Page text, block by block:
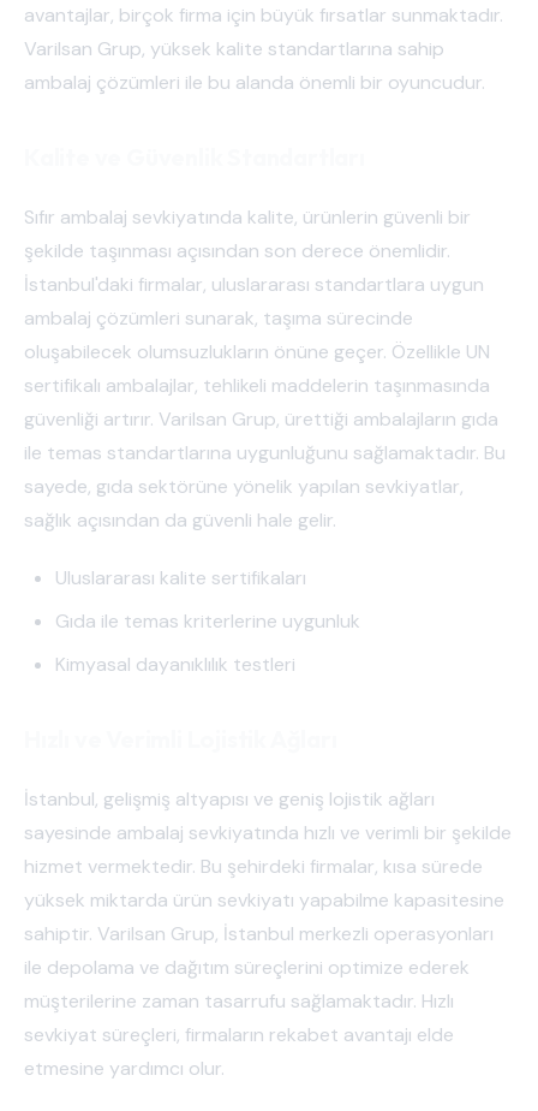
avantajlar, birçok firma için büyük fırsatlar sunmaktadır.
Varilsan Grup, yüksek kalite standartlarına sahip
ambalaj çözümleri ile bu alanda önemli bir oyuncudur.
Sıfır ambalaj sevkiyatında kalite, ürünlerin güvenli bir
şekilde taşınması açısından son derece önemlidir.
İstanbul'daki firmalar, uluslararası standartlara uygun
ambalaj çözümleri sunarak, taşıma sürecinde
oluşabilecek olumsuzlukların önüne geçer. Özellikle UN
sertifikalı ambalajlar, tehlikeli maddelerin taşınmasında
güvenliği artırır. Varilsan Grup, ürettiği ambalajların gıda
ile temas standartlarına uygunluğunu sağlamaktadır. Bu
sayede, gıda sektörüne yönelik yapılan sevkiyatlar,
sağlık açısından da güvenli hale gelir.
Uluslararası kalite sertifikaları
Gıda ile temas kriterlerine uygunluk
Kimyasal dayanıklılık testleri
İstanbul, gelişmiş altyapısı ve geniş lojistik ağları
sayesinde ambalaj sevkiyatında hızlı ve verimli bir şekilde
hizmet vermektedir. Bu şehirdeki firmalar, kısa sürede
yüksek miktarda ürün sevkiyatı yapabilme kapasitesine
sahiptir. Varilsan Grup, İstanbul merkezli operasyonları
ile depolama ve dağıtım süreçlerini optimize ederek
müşterilerine zaman tasarrufu sağlamaktadır. Hızlı
sevkiyat süreçleri, firmaların rekabet avantajı elde
etmesine yardımcı olur.